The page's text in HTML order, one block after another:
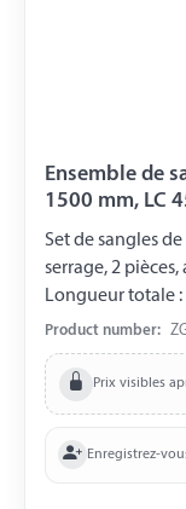
Ensemble de
1500 mm, LC
Set de sangles
serrage, 2
Longueur totale :
Extrémité mobile
Charge de
daN 2 x Sangles
(WLL) : 250 kg
800 mm
Product number:
Prix visibles
Enregistrez-